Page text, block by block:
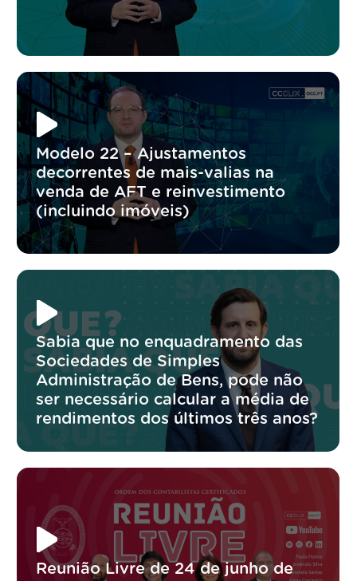
Modelo 22 – Ajustamentos
decorrentes de mais-valias na
venda de AFT e reinvestimento
(incluindo imóveis)
Sabia que no enquadramento das
Sociedades de Simples
Administração de Bens, pode não
ser necessário calcular a média de
rendimentos dos últimos três anos?
Reunião Livre de 24 de junho de